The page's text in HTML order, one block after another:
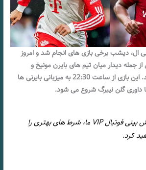
دیشب برخی بازی های انجام شد و امروز
جمله دیدار میان تیم های بایرن مونیخ و
منچستر یونایتد می رسد. این بازی از ساعت 22:30 به میزبانی بایرنی ها
با داوری گلن نیبرگ شروع می شود.
با کانال پیش بینی فوتبال VIP ما، شرط های بهتری را
کرد.